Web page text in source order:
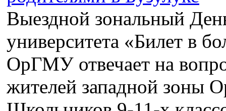
Выездной зональный
университета «Билет в
ОрГМУ отвечает на
жителей западной зоны